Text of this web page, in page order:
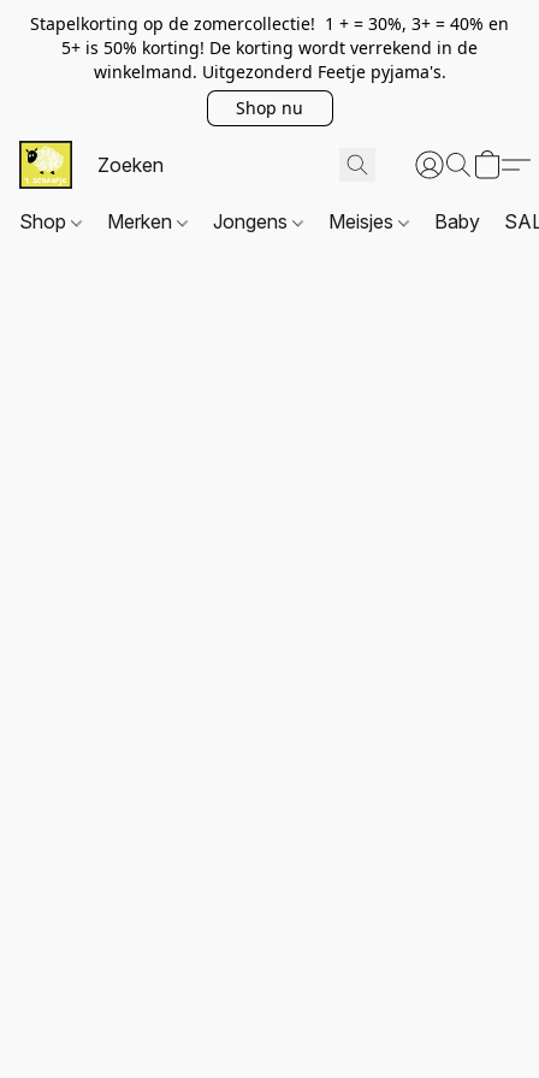
Stapelkorting op de zomercollectie! 1 + = 30%, 3+ = 40% en
5+ is 50% korting! De korting wordt verrekend in de
winkelmand. Uitgezonderd Feetje pyjama's.
Shop nu
Shop Merken Jongens Meisjes Baby